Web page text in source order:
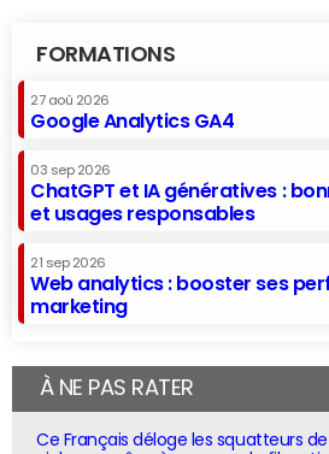
FORMATIONS
27 aoû 2026
Google Analytics GA4
03 sep 2026
ChatGPT et IA génératives :
et usages responsables
21 sep 2026
Web analytics : booster ses
marketing
À NE PAS RATER
Ce Français déloge les squatteurs